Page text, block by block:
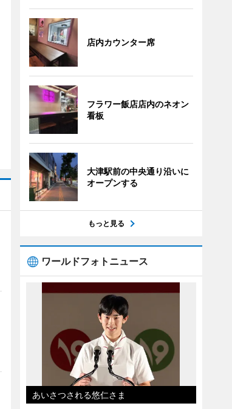
店内カウンター席
フラワー飯店店内のネオン
看板
大津駅前の中央通り沿いに
オープンする
もっと見る
ワールドフォトニュース
あいさつされる悠仁さま